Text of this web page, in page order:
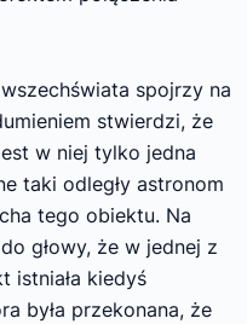
spojrzy na
stwierdzi, że
w niej tylko jedna
taki odległy astronom
tego obiektu. Na
głowy, że w jednej z
istniała kiedyś
była przekonana, że